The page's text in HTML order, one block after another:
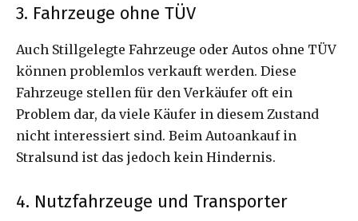
3. Fahrzeuge ohne TÜV
Auch Stillgelegte Fahrzeuge oder Autos ohne TÜV
können problemlos verkauft werden. Diese
Fahrzeuge stellen für den Verkäufer oft ein
Problem dar, da viele Käufer in diesem Zustand
nicht interessiert sind. Beim Autoankauf in
Stralsund ist das jedoch kein Hindernis.
4. Nutzfahrzeuge und Transporter